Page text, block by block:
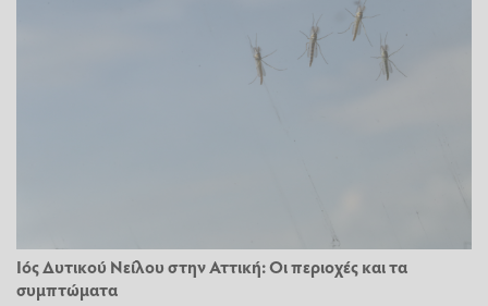
Ιός Δυτικού Νείλου στην Αττική: Οι περιοχές και τα
συμπτώματα